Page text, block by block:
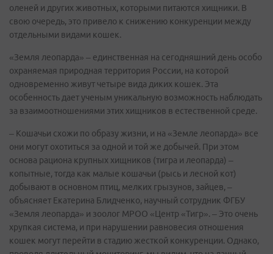
оленей и других животных, которыми питаются хищники. В
свою очередь, это привело к снижению конкуренции между
отдельными видами кошек.
«Земля леопарда» – единственная на сегодняшний день особо
охраняемая природная территория России, на которой
одновременно живут четыре вида диких кошек. Эта
особенность дает ученым уникальную возможность наблюдать
за взаимоотношениями этих хищников в естественной среде.
– Кошачьи схожи по образу жизни, и на «Земле леопарда» все
они могут охотиться за одной и той же добычей. При этом
основа рациона крупных хищников (тигра и леопарда) –
копытные, тогда как малые кошачьи (рысь и лесной кот)
добывают в основном птиц, мелких грызунов, зайцев, –
объясняет Екатерина Блидченко, научный сотрудник ФГБУ
«Земля леопарда» и зоолог МРОО «Центр «Тигр». – Это очень
хрупкая система, и при нарушении равновесия отношения
кошек могут перейти в стадию жесткой конкуренции. Однако,